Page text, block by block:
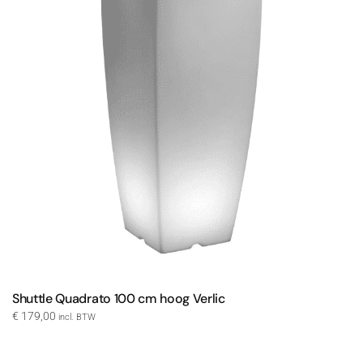
Shuttle Quadrato 100 cm hoog Verlic
€ 179,00 incl. BTW